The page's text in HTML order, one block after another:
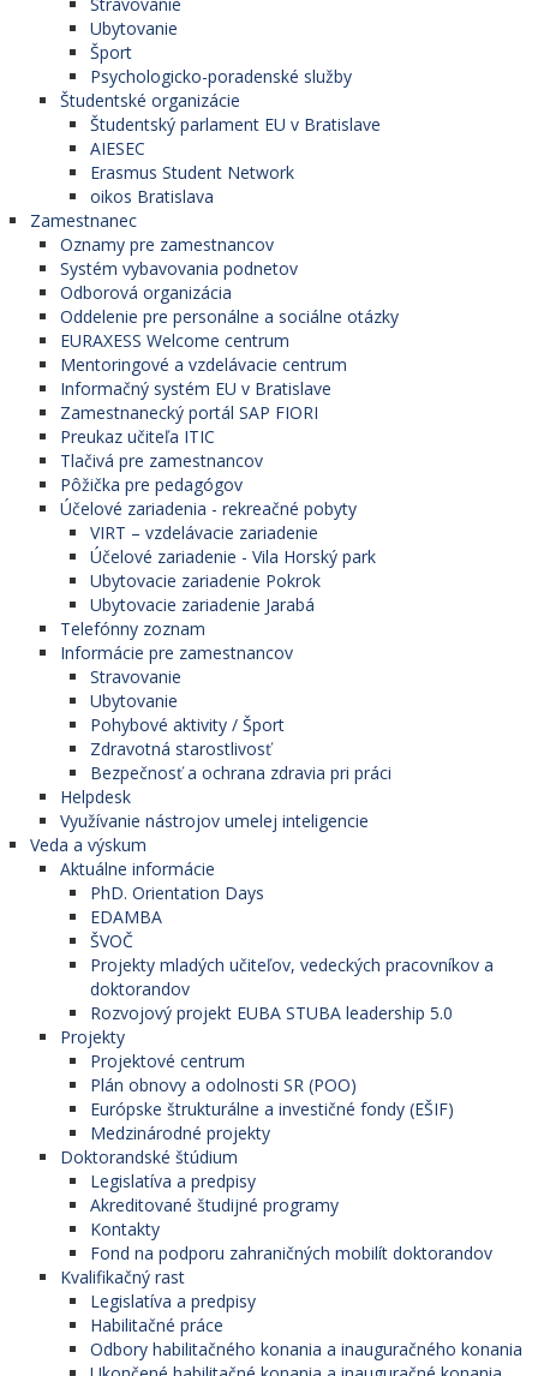
Ubytovanie
Šport
Psychologicko-poradenské služby
Študentské organizácie
Študentský parlament EU v Bratislave
AIESEC
Erasmus Student Network
oikos Bratislava
Zamestnanec
Oznamy pre zamestnancov
Systém vybavovania podnetov
Odborová organizácia
Oddelenie pre personálne a sociálne otázky
EURAXESS Welcome centrum
Mentoringové a vzdelávacie centrum
Informačný systém EU v Bratislave
Zamestnanecký portál SAP FIORI
Preukaz učiteľa ITIC
Tlačivá pre zamestnancov
Pôžička pre pedagógov
Účelové zariadenia - rekreačné pobyty
VIRT – vzdelávacie zariadenie
Účelové zariadenie - Vila Horský park
Ubytovacie zariadenie Pokrok
Ubytovacie zariadenie Jarabá
Telefónny zoznam
Informácie pre zamestnancov
Stravovanie
Ubytovanie
Pohybové aktivity / Šport
Zdravotná starostlivosť
Bezpečnosť a ochrana zdravia pri práci
Helpdesk
Využívanie nástrojov umelej inteligencie
Veda a výskum
Aktuálne informácie
PhD. Orientation Days
EDAMBA
ŠVOČ
Projekty mladých učiteľov, vedeckých pracovníkov a
doktorandov
Rozvojový projekt EUBA STUBA leadership 5.0
Projekty
Projektové centrum
Plán obnovy a odolnosti SR (POO)
Európske štrukturálne a investičné fondy (EŠIF)
Medzinárodné projekty
Doktorandské štúdium
Legislatíva a predpisy
Akreditované študijné programy
Kontakty
Fond na podporu zahraničných mobilít doktorandov
Kvalifikačný rast
Legislatíva a predpisy
Habilitačné práce
Odbory habilitačného konania a inauguračného konania